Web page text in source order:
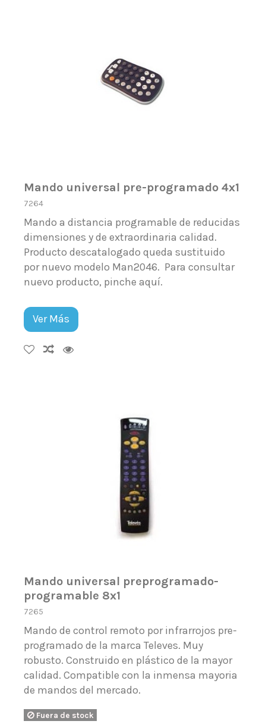
Mando universal pre-programado 4x1
7264
Mando a distancia programable de reducidas
dimensiones y de extraordinaria calidad.
Producto descatalogado queda sustituido
por nuevo modelo Man2046. Para consultar
nuevo producto, pinche aquí.
Ver Más
Mando universal preprogramado-
programable 8x1
7265
Mando de control remoto por infrarrojos pre-
programado de la marca Televes. Muy
robusto. Construido en plástico de la mayor
calidad. Compatible con la inmensa mayoria
de mandos del mercado.
Fuera de stock